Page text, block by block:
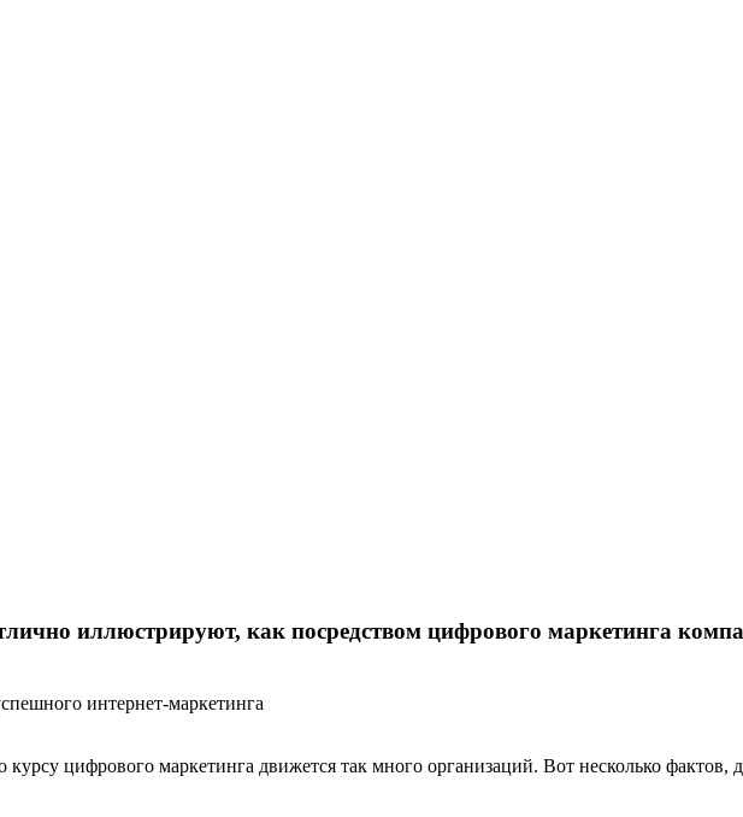
иллюстрируют, как посредством цифрового маркетинга
курсу цифрового маркетинга движется так много организаций. Вот несколько